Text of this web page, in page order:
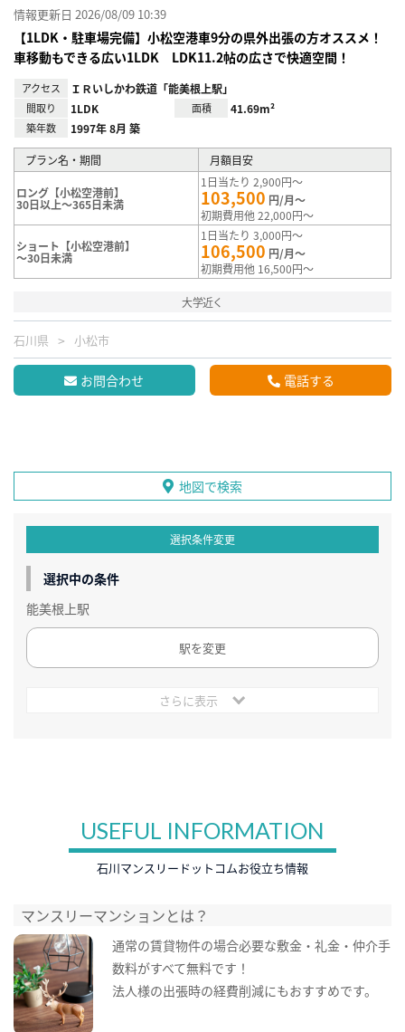
情報更新日 2026/08/09 10:39
【1LDK・駐車場完備】小松空港車9分の県外出張の方オススメ！
車移動もできる広い1LDK LDK11.2帖の広さで快適空間！
アクセス ＩＲいしかわ鉄道「能美根上駅」
間取り 1LDK 面積 41.69m²
築年数 1997年 8月 築
プラン名・期間 月額目安
ロング【小松空港前】
30日以上～365日未満
1日当たり 2,900円～
103,500 円/月～
初期費用他 22,000円～
ショート【小松空港前】
～30日未満
1日当たり 3,000円～
106,500 円/月～
初期費用他 16,500円～
大学近く
石川県 小松市
お問合わせ 電話する
地図で検索
選択条件変更
選択中の条件
能美根上駅
駅を変更
さらに表示
USEFUL INFORMATION
石川マンスリードットコムお役立ち情報
マンスリーマンションとは？
通常の賃貸物件の場合必要な敷金・礼金・仲介手
数料がすべて無料です！
法人様の出張時の経費削減にもおすすめです。